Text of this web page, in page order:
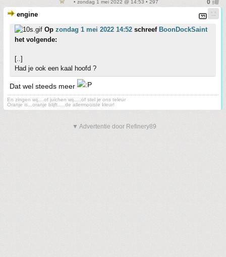
• zondag 1 mei 2022 @ 14:53 • 297
engine
Op zondag 1 mei 2022 14:52 schreef BoonDockSaint
het volgende:
[..]
Had je ook een kaal hoofd ?
Dat wel steeds meer
En zingen wij....of juichen wij.....of stel je ons teleur
Oranje is...oranje blijft.....de allermooiste kleur!
▼ Advertentie door Refinery89